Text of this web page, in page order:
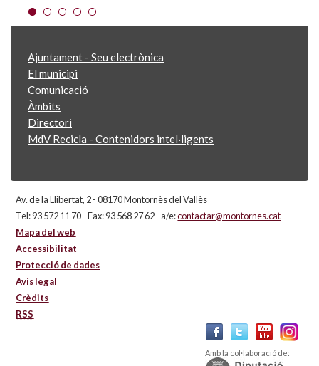
Ajuntament - Seu electrònica
El municipi
Comunicació
Àmbits
Directori
MdV Recicla - Contenidors intel·ligents
Av. de la Llibertat, 2 - 08170 Montornès del Vallès
Tel: 93 572 11 70 - Fax: 93 568 27 62 - a/e:contactar@montornes.cat
Mapa del web
Accessibilitat
Protecció de dades
Avís legal
Crèdits
RSS
Amb la col·laboració de: